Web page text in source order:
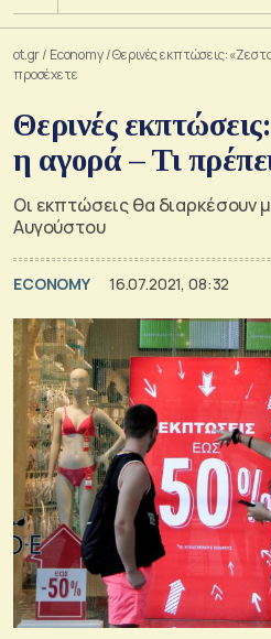
ot.gr/ Economy/Θερινές εκπτώσεις:
προσέχετε
Θερινές
η αγορά – Τι
Οι εκπτώσεις θα διαρκέσουν
Αυγούστου
ECONOMY 16.07.2021, 08:32